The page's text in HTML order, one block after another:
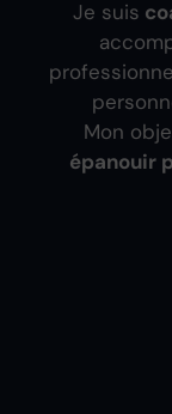
Je suis
Mon
épanouir